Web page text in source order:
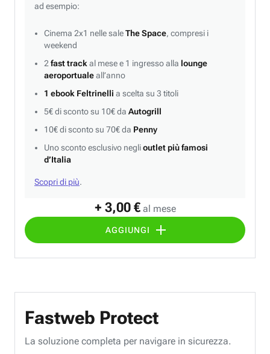
+ 3,00 € al mese
AGGIUNGI
ad esempio:
Cinema 2x1 nelle saleThe Space, compresi i
weekend
2 fast track al mese e 1 ingresso alla lounge
aeroportualeall’anno
1 ebook Feltrinelli a scelta su 3 titoli
5€ di sconto su 10€ da Autogrill
10€ di sconto su 70€ da Penny
Uno sconto esclusivo neglioutlet più famosi
d’Italia
Scopri di più.
Fastweb Protect
La soluzione completa per navigare in sicurezza.